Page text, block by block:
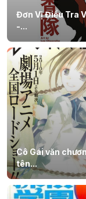
Đơn Vị Điều Tra
-...
Cô Gái văn
tên...